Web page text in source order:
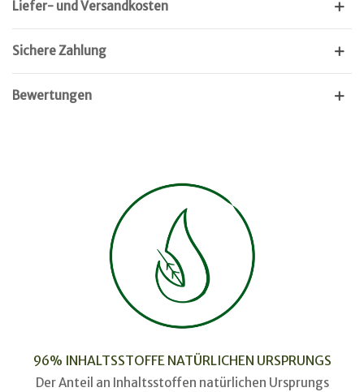
Liefer- und Versandkosten
Sichere Zahlung
Bewertungen
96% INHALTSSTOFFE NATÜRLICHEN URSPRUNGS
Der Anteil an Inhaltsstoffen natürlichen Ursprungs